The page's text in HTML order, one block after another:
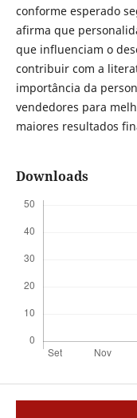
conforme esperado
afirma que
que influenciam o
contribuir com a
importância da
vendedores para
maiores resultados
Downloads